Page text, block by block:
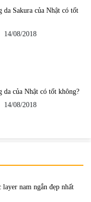
da Sakura của Nhật có tốt
14/08/2018
da của Nhật có tốt không?
14/08/2018
nam ngắn đẹp nhất